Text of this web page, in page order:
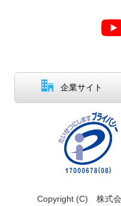
企業サイト
Copyright (C) 株式